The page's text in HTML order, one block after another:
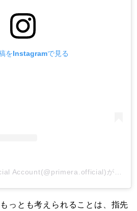
をInstagramで見る
っとも考えられることは、指先